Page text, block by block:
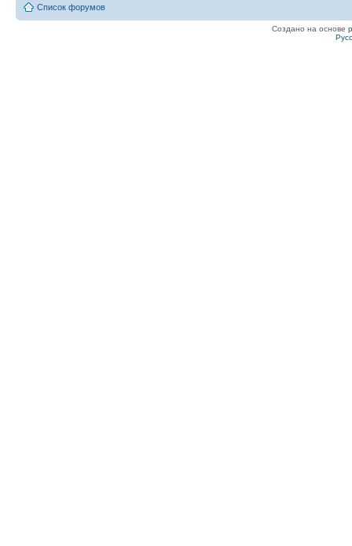
Список форумов
Создано на основе